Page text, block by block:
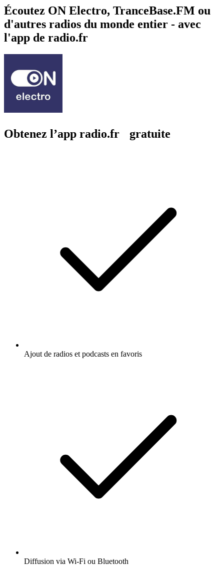
Écoutez ON Electro, TranceBase.FM ou
d'autres radios du monde entier - avec
l'app de radio.fr
Obtenez l’app radio.fr gratuite
Ajout de radios et podcasts en favoris
Diffusion via Wi-Fi ou Bluetooth